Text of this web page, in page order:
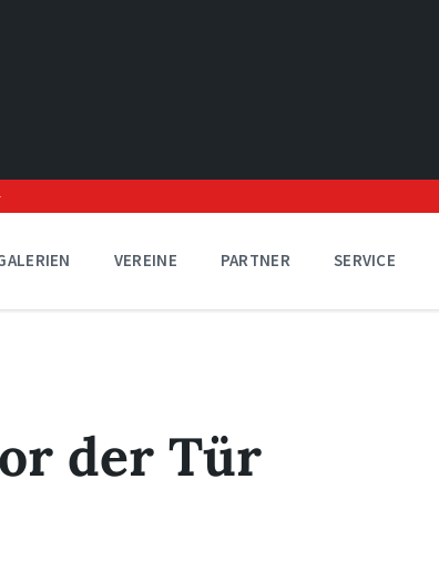
VEREINE PARTNER SERVICE
der Tür